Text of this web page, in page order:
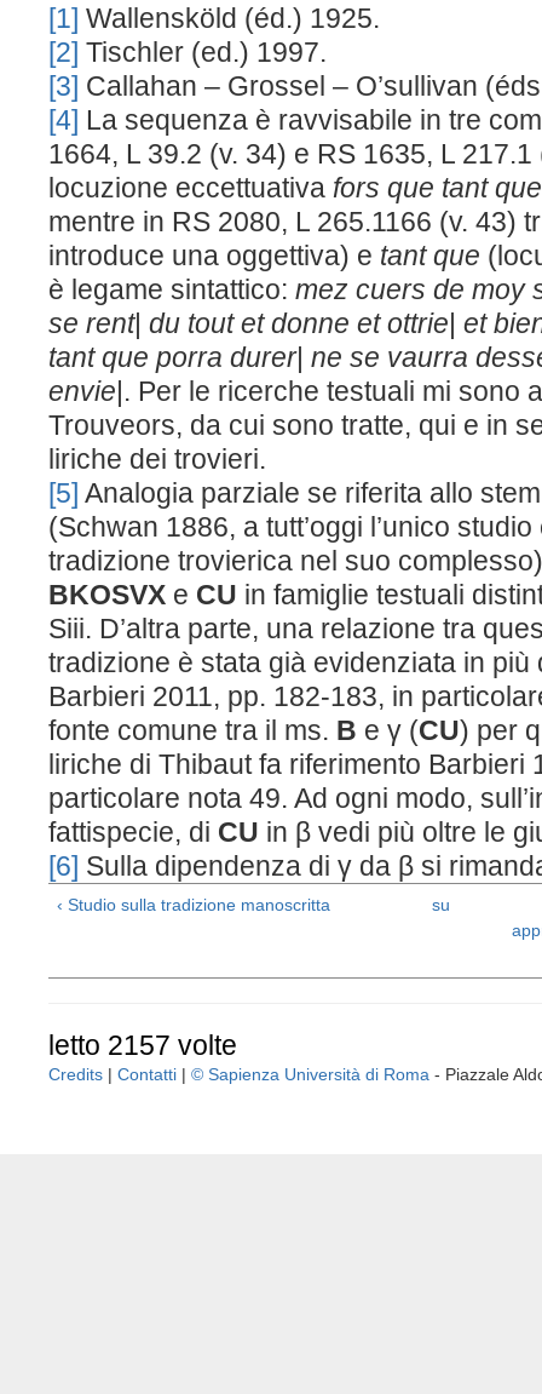
[1] Wallensköld (éd.) 1925.
[2] Tischler (ed.) 1997.
[3] Callahan – Grossel – O’sullivan
[4] La sequenza è ravvisabile in tre
1664, L 39.2 (v. 34) e RS 1635, L
locuzione eccettuativa fors que tant que
mentre in RS 2080, L 265.1166 (v. 43)
introduce una oggettiva) e tant que
è legame sintattico: mez cuers de moy
se rent| du tout et donne et ottrie| et
tant que porra durer| ne se vaurra
envie|. Per le ricerche testuali mi sono
Trouveors, da cui sono tratte, qui e in
liriche dei trovieri.
[5] Analogia parziale se riferita allo
(Schwan 1886, a tutt’oggi l’unico
tradizione trovierica nel suo
BKOSVX e CU in famiglie testuali
Siii. D’altra parte, una relazione tra
tradizione è stata già evidenziata in
Barbieri 2011, pp. 182-183, in
fonte comune tra il ms. B e γ (CU) per
liriche di Thibaut fa riferimento Barbieri
particolare nota 49. Ad ogni modo,
fattispecie, di CU in β vedi più oltre le
[6] Sulla dipendenza di γ da β si
‹ Studio sulla tradizione manoscritta
su
letto 2157 volte
Credits | Contatti | © Sapienza Università di Roma - Piazzale